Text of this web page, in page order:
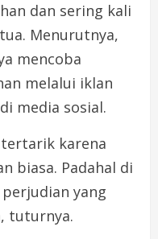
dan sering kali
Menurutnya,
mencoba
melalui iklan
media sosial.
tertarik karena
biasa. Padahal di
yang
tuturnya.